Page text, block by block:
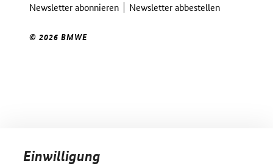
Newsletter abonnieren Newsletter abbestellen
© 2026 BMWE
Einwilligung